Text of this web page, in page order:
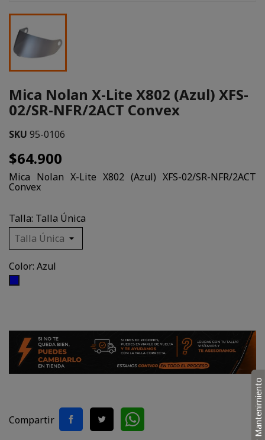
Mica Nolan X-Lite X802 (Azul) XFS-
02/SR-NFR/2ACT Convex
SKU 95-0106
$64.900
Mica Nolan X-Lite X802 (Azul) XFS-02/SR-NFR/2ACT
Convex
Talla: Talla Única
Color: Azul
Compartir Mantenimiento